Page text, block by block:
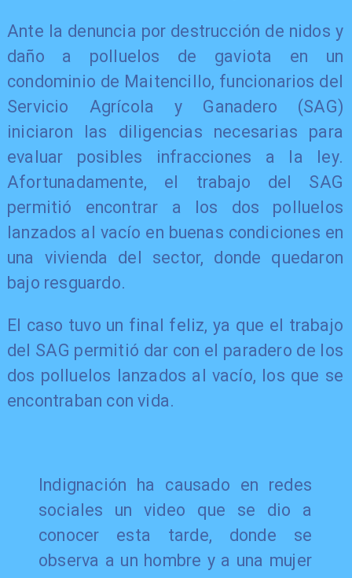
Ante la denuncia por destrucción de nidos y
daño a polluelos de gaviota en un
condominio de Maitencillo, funcionarios del
Servicio Agrícola y Ganadero (SAG)
iniciaron las diligencias necesarias para
evaluar posibles infracciones a la ley.
Afortunadamente, el trabajo del SAG
permitió encontrar a los dos polluelos
lanzados al vacío en buenas condiciones en
una vivienda del sector, donde quedaron
bajo resguardo.
El caso tuvo un final feliz, ya que el trabajo
del SAG permitió dar con el paradero de los
dos polluelos lanzados al vacío, los que se
encontraban con vida.
Indignación ha causado en redes
sociales un video que se dio a
conocer esta tarde, donde se
observa a un hombre y a una mujer